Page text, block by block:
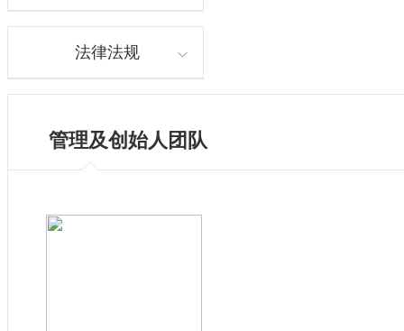
法律法规
管理及创始人团队